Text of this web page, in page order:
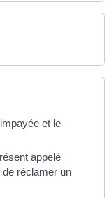
et le
appelé
réclamer un